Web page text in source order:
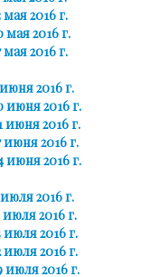
мая 2016 г.
мая 2016 г.
мая 2016 г.
2016 г.
июня 2016 г.
июня 2016 г.
июня 2016 г.
июня 2016 г.
2016 г.
2016 г.
июля 2016 г.
июля 2016 г.
июля 2016 г.